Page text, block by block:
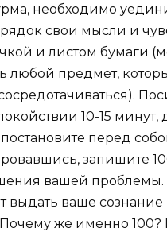
необходимо
свои мысли и
и листом бумаги
любой предмет,
10-15 минут,
перед
запишите
вашей
выдать ваше сознание
же именно 100?